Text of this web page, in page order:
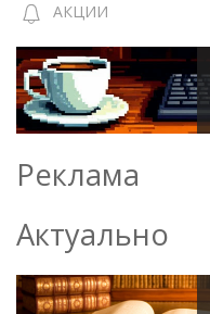
АКЦИИ
Реклама
Актуально